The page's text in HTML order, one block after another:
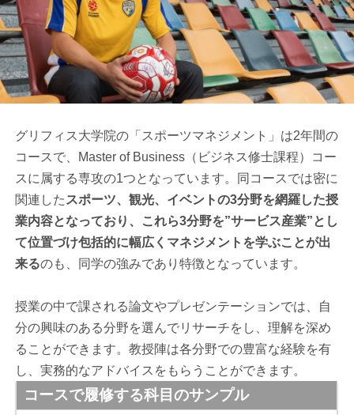
グリフィス大学院の「スポーツマネジメント」は2年間の
コースで、Master of Business（ビジネス修士課程）コー
スに属する専攻の1つとなっています。同コースでは密に
関連した スポーツ、観光、イベントの3分野を網羅した授
業内容となっており、これら3分野を”サービス産業”とし
て位置づけ包括的に幅広くマネジメントを学ぶことが出
来るのも、同学の強みであり特徴となっています。
授業の中で課される論文やプレゼンテーションでは、自
分の興味のある分野を選んでリサーチをし、理解を深め
ることができます。教授陣は各分野での豊富な経験を有
し、実務的なアドバイスをもらうことができます。
コースで履修する科目のサンプル